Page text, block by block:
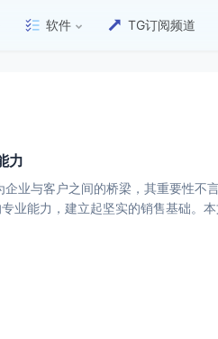
软件 TG订阅频道
力
业与客户之间的桥梁，其重要性不
业能力，建立起坚实的销售基础。本